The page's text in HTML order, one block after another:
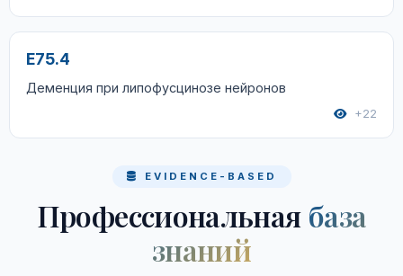
E75.4
Деменция при липофусцинозе нейронов
+22
EVIDENCE-BASED
Профессиональная база
знаний